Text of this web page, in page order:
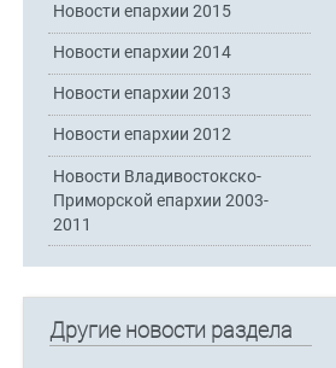
Новости епархии 2015
Новости епархии 2014
Новости епархии 2013
Новости епархии 2012
Новости Владивостокско-
Приморской епархии 2003-
2011
Другие новости раздела